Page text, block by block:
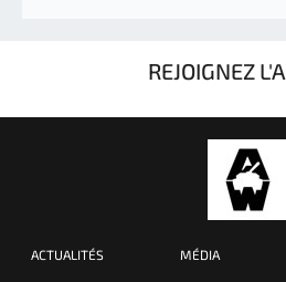
REJOIGNEZ
ACTUALITÉS MÉDIA